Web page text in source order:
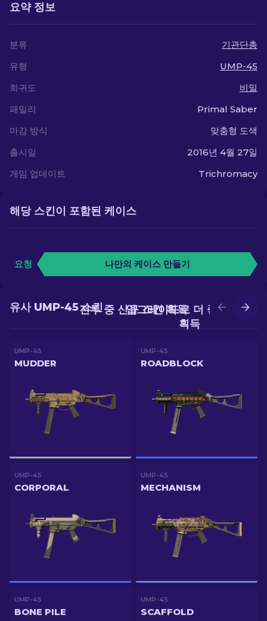
요약 정보
분류
기관단총
유형
UMP-45
희귀도
비밀
패밀리
Primal Saber
마감 방식
맞춤형 도색
출시일
2016년 4월 27일
게임 업데이트
Trichromacy
해당 스킨이 포함된 케이스
요청 나만의 케이스 만들기
업그레이드로 더 좋은 스킨
획득
전투 중 신규 스킨 획득
유사 UMP-45 스킨
UMP-45
MUDDER
UMP-45
ROADBLOCK
UMP-45
CORPORAL
UMP-45
MECHANISM
UMP-45
BONE PILE
UMP-45
SCAFFOLD